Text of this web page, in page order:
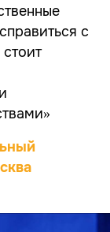
с